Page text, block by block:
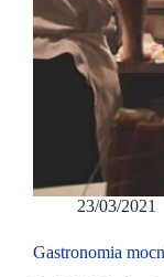
23/03/2021
Gastronomia